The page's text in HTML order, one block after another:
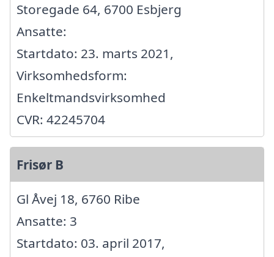
Storegade 64, 6700 Esbjerg
Ansatte:
Startdato: 23. marts 2021,
Virksomhedsform:
Enkeltmandsvirksomhed
CVR: 42245704
Frisør B
Gl Åvej 18, 6760 Ribe
Ansatte: 3
Startdato: 03. april 2017,